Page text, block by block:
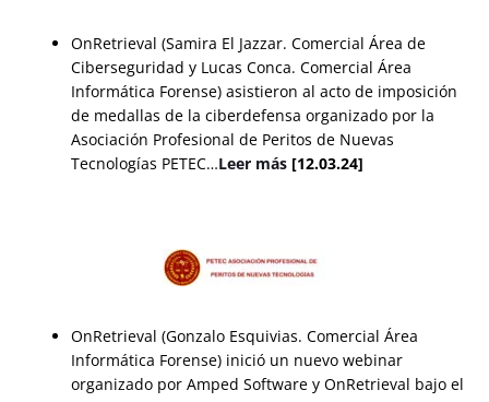
OnRetrieval (Samira El Jazzar. Comercial Área de
Ciberseguridad y Lucas Conca. Comercial Área
Informática Forense) asistieron al acto de imposición
de medallas de la ciberdefensa organizado por la
Asociación Profesional de Peritos de Nuevas
Tecnologías PETEC…Leer más [12.03.24]
OnRetrieval (Gonzalo Esquivias. Comercial Área
Informática Forense) inició un nuevo webinar
organizado por Amped Software y OnRetrieval bajo el